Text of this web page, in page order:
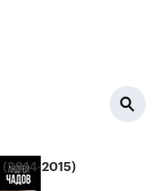
(2014-2015)